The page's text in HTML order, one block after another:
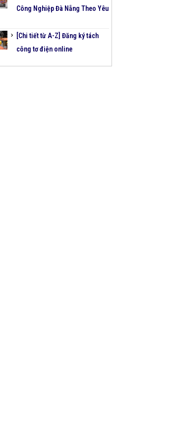
Công Nghiệp Đà Nẵng Theo Yêu
[Chi tiết từ A-Z] Đăng ký tách
công tơ điện online